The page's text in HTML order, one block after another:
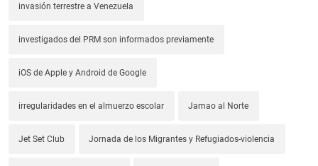
invasión terrestre a Venezuela
investigados del PRM son informados previamente
iOS de Apple y Android de Google
irregularidades en el almuerzo escolar Jamao al Norte
Jet Set Club Jornada de los Migrantes y Refugiados-violencia